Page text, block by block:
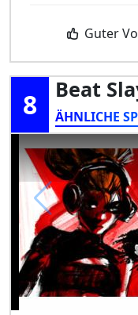
Guter
8 Beat
ÄHNLICHE